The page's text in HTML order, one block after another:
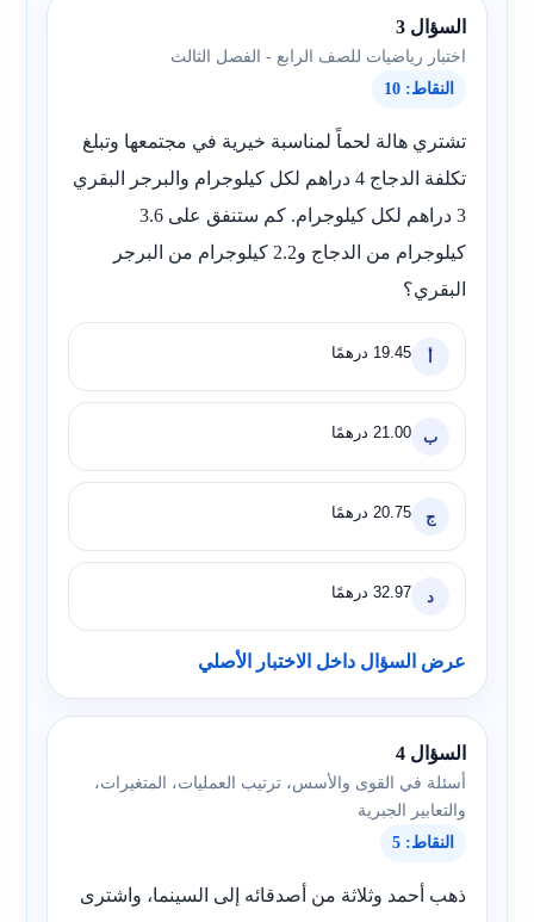
السؤال 3
اختبار رياضيات للصف الرابع - الفصل الثالث
النقاط: 10
تشتري هالة لحماً لمناسبة خيرية في مجتمعها وتبلغ
تكلفة الدجاج 4 دراهم لكل كيلوجرام والبرجر البقري
3 دراهم لكل كيلوجرام. كم ستنفق على 3.6
كيلوجرام من الدجاج و2.2 كيلوجرام من البرجر
البقري؟
أ 19.45 درهمًا
ب 21.00 درهمًا
ج 20.75 درهمًا
د 32.97 درهمًا
عرض السؤال داخل الاختبار الأصلي
السؤال 4
أسئلة في القوى والأسس، ترتيب العمليات، المتغيرات،
والتعابير الجبرية
النقاط: 5
ذهب أحمد وثلاثة من أصدقائه إلى السينما، واشترى